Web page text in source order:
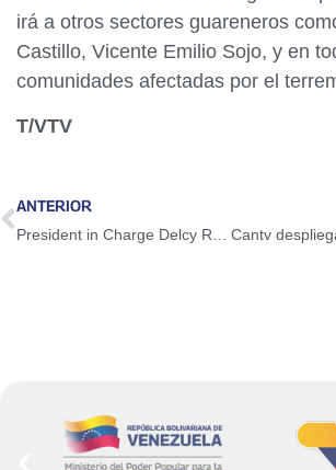
irá a otros sectores guareneros
Castillo, Vicente Emilio Sojo, y en
comunidades afectadas por el
T/VTV
ANTERIOR